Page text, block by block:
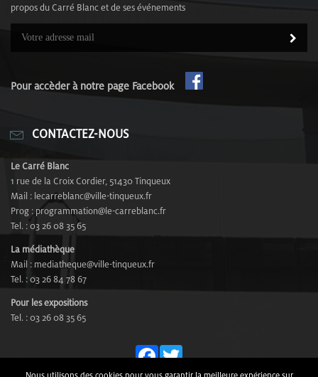
propos du Carré Blanc et de ses événements
Pour accèder à notre page Facebook
CONTACTEZ-NOUS
Le Carré Blanc
1 rue de la Croix Cordier, 51430 Tinqueux
Mail : lecarreblanc@ville-tinqueux.fr
Prog : programmation@le-carreblanc.fr
Tel. : 03 26 08 35 65
La médiathèque
Mail : mediatheque@ville-tinqueux.fr
Tel. : 03 26 84 78 67
Pour les expositions
Tel. : 03 26 08 35 65
Fa T